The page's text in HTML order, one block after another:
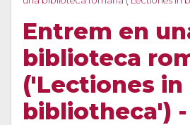
Entrem en
biblioteca
('Lectiones in
bibliotheca') -